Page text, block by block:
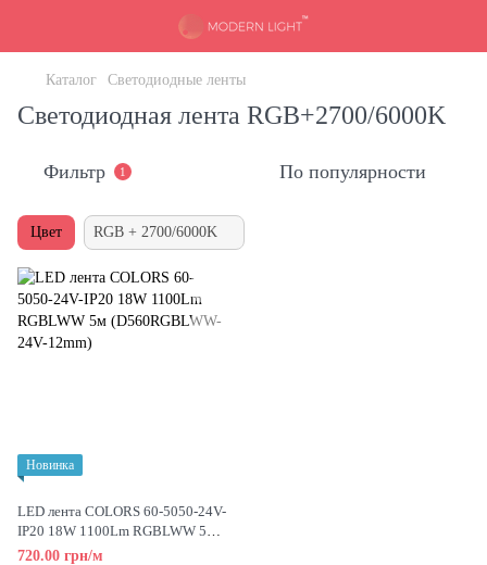
Каталог Светодиодные ленты
Светодиодная лента RGB+2700/6000K
Фильтр 1 По популярности
Цвет RGB + 2700/6000K
Новинка
LED лента COLORS 60-5050-24V-
IP20 18W 1100Lm RGBLWW 5м
(D560RGBLWW-24V-12mm)
720.00 грн/м